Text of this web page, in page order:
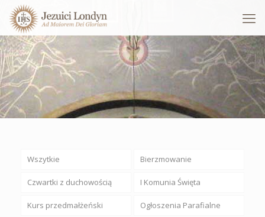
Wszytkie Bierzmowanie
Czwartki z duchowością I Komunia Święta
Kurs przedmałżeński Ogłoszenia Parafialne